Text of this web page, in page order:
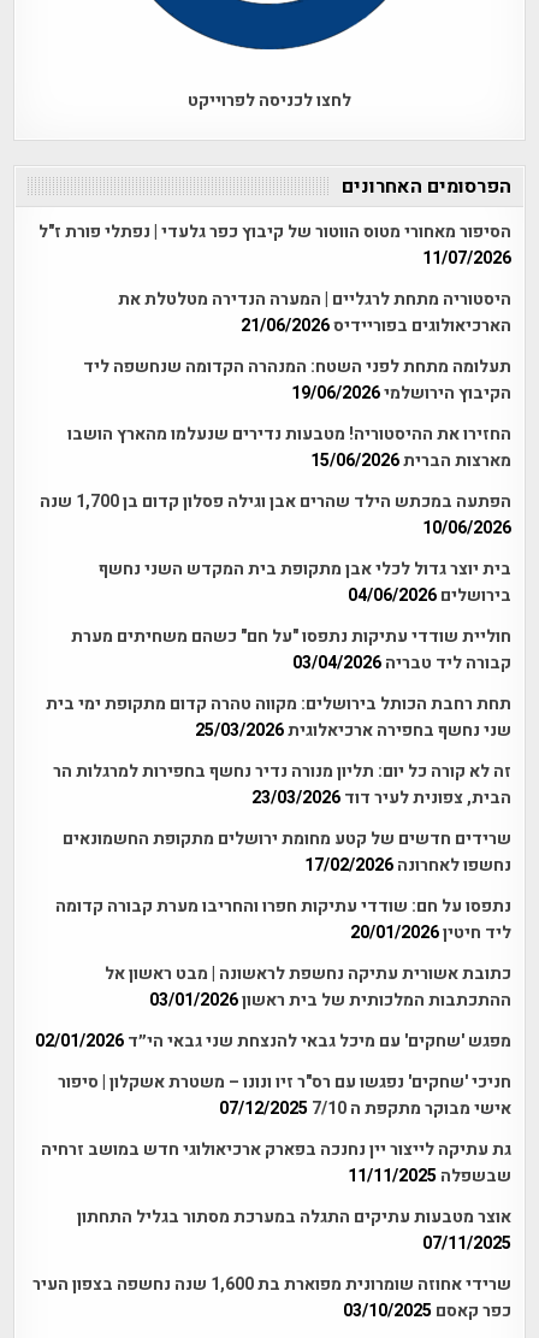
לחצו לכניסה לפרוייקט
הפרסומים האחרונים
הסיפור מאחורי מטוס הווטור של קיבוץ כפר גלעדי | נפתלי פורת ז"ל
11/07/2026
היסטוריה מתחת לרגליים | המערה הנדירה מטלטלת את
הארכיאולוגים בפוריידיס21/06/2026
תעלומה מתחת לפני השטח: המנהרה הקדומה שנחשפה ליד
הקיבוץ הירושלמי19/06/2026
החזירו את ההיסטוריה! מטבעות נדירים שנעלמו מהארץ הושבו
מארצות הברית15/06/2026
הפתעה במכתש הילד שהרים אבן וגילה פסלון קדום בן 1,700 שנה
10/06/2026
בית יוצר גדול לכלי אבן מתקופת בית המקדש השני נחשף
בירושלים 04/06/2026
חוליית שודדי עתיקות נתפסו "על חם" כשהם משחיתים מערת
קבורה ליד טבריה 03/04/2026
תחת רחבת הכותל בירושלים: מקווה טהרה קדום מתקופת ימי בית
שני נחשף בחפירה ארכיאלוגית25/03/2026
זה לא קורה כל יום: תליון מנורה נדיר נחשף בחפירות למרגלות הר
הבית, צפונית לעיר דוד 23/03/2026
שרידים חדשים של קטע מחומת ירושלים מתקופת החשמונאים
נחשפו לאחרונה 17/02/2026
נתפסו על חם: שודדי עתיקות חפרו והחריבו מערת קבורה קדומה
ליד חיטין20/01/2026
כתובת אשורית עתיקה נחשפת לראשונה | מבט ראשון אל
ההתכתבות המלכותית של בית ראשון03/01/2026
מפגש 'שחקים' עם מיכל גבאי להנצחת שני גבאי הי״ד 02/01/2026
חניכי 'שחקים' נפגשו עם רס"ר זיו ונונו – משטרת אשקלון | סיפור
אישי מבוקר מתקפת ה 7/10
07/12/2025
גת עתיקה לייצור יין נחנכה בפארק ארכיאולוגי חדש במושב זרחיה
שבשפלה 11/11/2025
אוצר מטבעות עתיקים התגלה במערכת מסתור בגליל התחתון
07/11/2025
שרידי אחוזה שומרונית מפוארת בת 1,600 שנה נחשפה בצפון העיר
כפר קאסם 03/10/2025